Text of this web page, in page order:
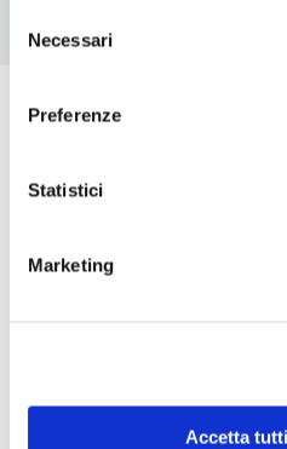
delNecessari
Preferenze
Statistici
Marketing
Accetta